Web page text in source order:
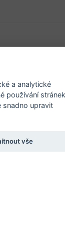
a analytické
používání
snadno upravit
vše